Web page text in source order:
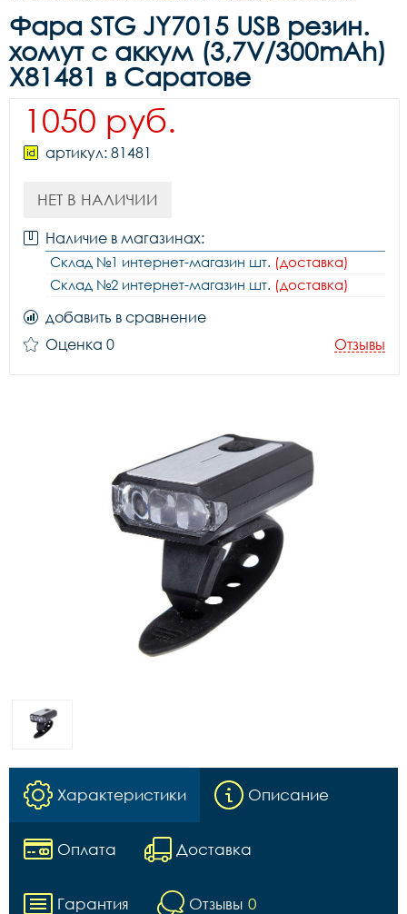
Фара STG JY7015 USB резин.
хомут с аккум (3,7V/300mAh)
X81481 в Саратове
1050 руб.
артикул: 81481
НЕТ В НАЛИЧИИ
Наличие в магазинах:
Склад №1 интернет-магазин шт. (доставка)
Склад №2 интернет-магазин шт. (доставка)
добавить в сравнение
Оценка 0
Отзывы
Характеристики Описание
Оплата Доставка
Гарантия Отзывы 0